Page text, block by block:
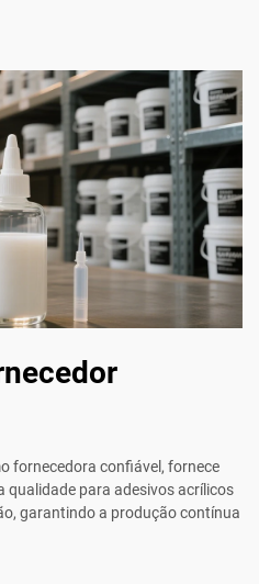
fornecedora confiável, fornece
qualidade para adesivos acrílicos
garantindo a produção contínua